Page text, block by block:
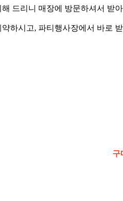
드리니 매장에 방문하셔서 받
약하시고, 파티행사장에서 바로
구